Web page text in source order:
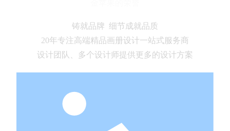
铸就品牌 细节成就品质
20年专注高端精品画册设计一站式服务商
设计团队、多个设计师提供更多的设计方案